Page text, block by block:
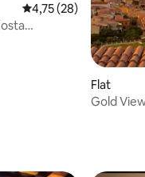
Gemiddelde
4,75 (28)
Flat
Gold